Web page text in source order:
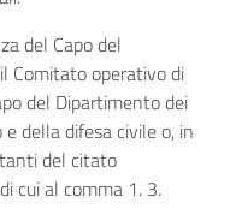
del Capo del
Comitato operativo di
del Dipartimento dei
della difesa civile o, in
del citato
cui al comma 1. 3.